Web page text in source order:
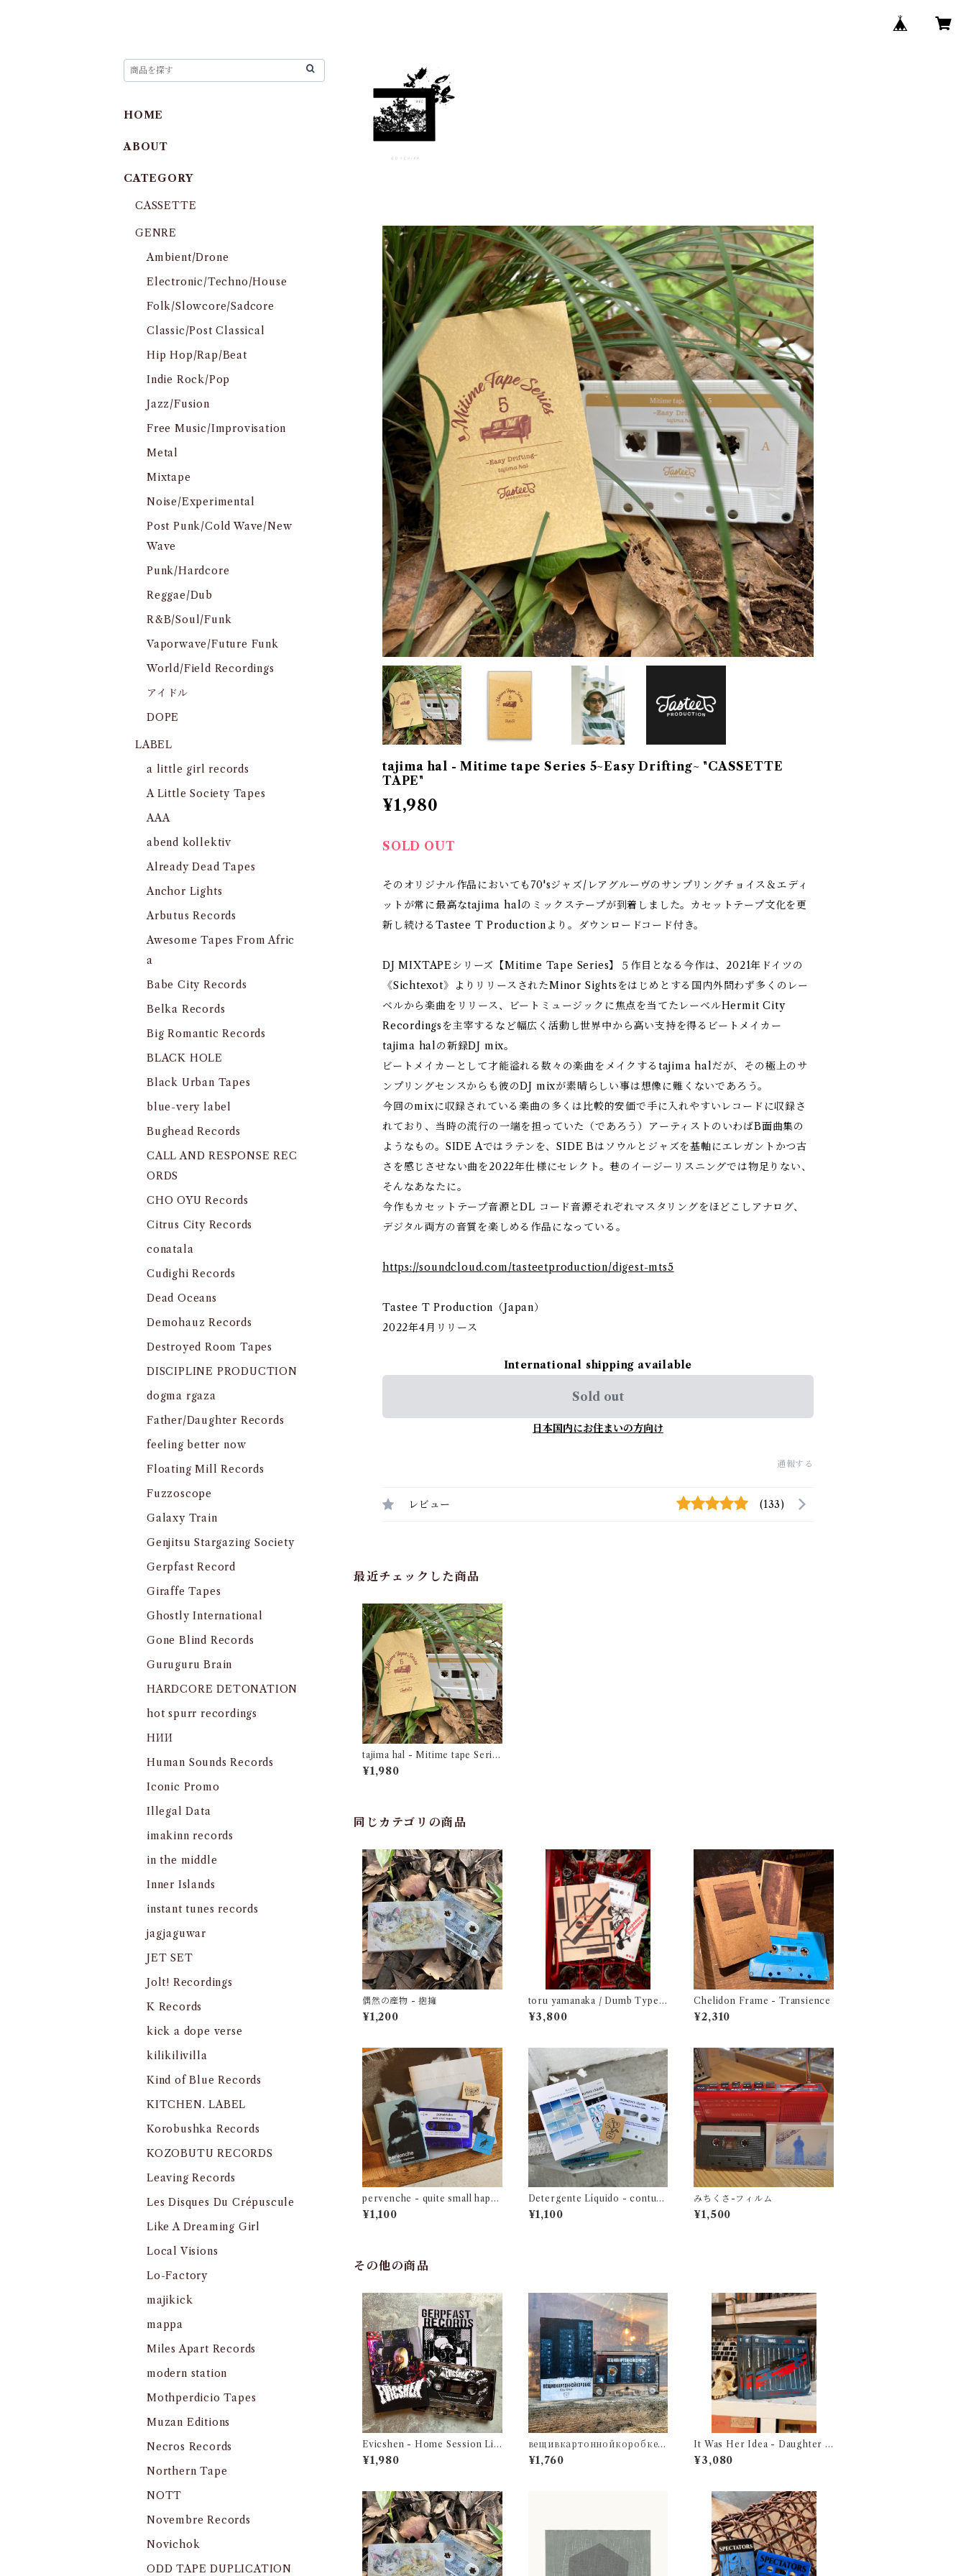
tajima hal - Mitime tape Series 5~Easy Drifting~ "CASSETTE
TAPE"
¥1,980
SOLD OUT
そのオリジナル作品においても70'sジャズ/レアグルーヴのサンプリングチョイス＆エディ
ットが常に最高なtajima halのミックステープが到着しました。カセットテープ文化を更
新し続けるTastee T Productionより。ダウンロードコード付き。
DJ MIXTAPEシリーズ【Mitime Tape Series】５作目となる今作は、2021年ドイツの
《Sichtexot》よりリリースされたMinor Sightsをはじめとする国内外問わず多くのレー
ベルから楽曲をリリース、ビートミュージックに焦点を当てたレーベルHermit City
Recordingsを主宰するなど幅広く活動し世界中から高い支持を得るビートメイカー
tajima halの新録DJ mix。
ビートメイカーとして才能溢れる数々の楽曲をメイクするtajima halだが、その極上のサ
ンプリングセンスからも彼のDJ mixが素晴らしい事は想像に難くないであろう。
今回のmixに収録されている楽曲の多くは比較的安価で手に入れやすいレコードに収録さ
れており、当時の流行の一端を担っていた（であろう）アーティストのいわばB面曲集の
ようなもの。SIDE Aではラテンを、SIDE Bはソウルとジャズを基軸にエレガントかつ古
さを感じさせない曲を2022年仕様にセレクト。巷のイージーリスニングでは物足りない、
そんなあなたに。
今作もカセットテープ音源とDL コード音源それぞれマスタリングをほどこしアナログ、
デジタル両方の音質を楽しめる作品になっている。
https://soundcloud.com/tasteetproduction/digest-mts5
Tastee T Production（Japan）
2022年4月リリース
International shipping available
Sold out
日本国内にお住まいの方向け
通報する
レビュー (133)
最近チェックした商品
tajima hal - Mitime tape Serie
s 5~Easy Drifting~ "CASSETT
E TAPE"
¥1,980
同じカテゴリの商品
偶然の産物 - 抱擁
¥1,200
toru yamanaka / Dumb Type -
Suspense and Romance 1987
（casette + book）
¥3,800
Chelidon Frame - Transience
¥2,310
pervenche - quite small happi
ness
¥1,100
Detergente Líquido - contum
acia en primavera
¥1,100
みちくさ-フィルム
¥1,500
その他の商品
Evicshen - Home Session Liv
e
¥1,980
вещивкартоннойкоробке -
Вещь первая
¥1,760
It Was Her Idea - Daughter O
f War（CD）
¥3,080
HOME
ABOUT
CATEGORY
CASSETTE
GENRE
Ambient/Drone
Electronic/Techno/House
Folk/Slowcore/Sadcore
Classic/Post Classical
Hip Hop/Rap/Beat
Indie Rock/Pop
Jazz/Fusion
Free Music/Improvisation
Metal
Mixtape
Noise/Experimental
Post Punk/Cold Wave/New
Wave
Punk/Hardcore
Reggae/Dub
R&B/Soul/Funk
Vaporwave/Future Funk
World/Field Recordings
アイドル
DOPE
LABEL
a little girl records
A Little Society Tapes
AAA
abend kollektiv
Already Dead Tapes
Anchor Lights
Arbutus Records
Awesome Tapes From Afric
a
Babe City Records
Belka Records
Big Romantic Records
BLACK HOLE
Black Urban Tapes
blue-very label
Bughead Records
CALL AND RESPONSE REC
ORDS
CHO OYU Records
Citrus City Records
conatala
Cudighi Records
Dead Oceans
Demohauz Records
Destroyed Room Tapes
DISCIPLINE PRODUCTION
dogma rgaza
Father/Daughter Records
feeling better now
Floating Mill Records
Fuzzoscope
Galaxy Train
Genjitsu Stargazing Society
Gerpfast Record
Giraffe Tapes
Ghostly International
Gone Blind Records
Guruguru Brain
HARDCORE DETONATION
hot spurr recordings
HИИ
Human Sounds Records
Iconic Promo
Illegal Data
imakinn records
in the middle
Inner Islands
instant tunes records
jagjaguwar
JET SET
Jolt! Recordings
K Records
kick a dope verse
kilikilivilla
Kind of Blue Records
KITCHEN. LABEL
Korobushka Records
KOZOBUTU RECORDS
Leaving Records
Les Disques Du Crépuscule
Like A Dreaming Girl
Local Visions
Lo-Factory
majikick
mappa
Miles Apart Records
modern station
Mothperdicio Tapes
Muzan Editions
Necros Records
Northern Tape
NOTT
Novembre Records
Novichok
ODD TAPE DUPLICATION